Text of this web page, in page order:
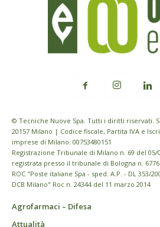
© Tecniche Nuove Spa. Tutti i diritti riservati.
20157 Milano | Codice fiscale, Partita IVA e
imprese di Milano: 00753480151
Registrazione Tribunale di Milano n. 69 del
registrata presso il tribunale di Bologna n. 6776
ROC "Poste italiane Spa - sped. A.P. - DL 353/
DCB Milano" Roc n. 24344 del 11 marzo 2014
Agrofarmaci – Difesa
Attualità